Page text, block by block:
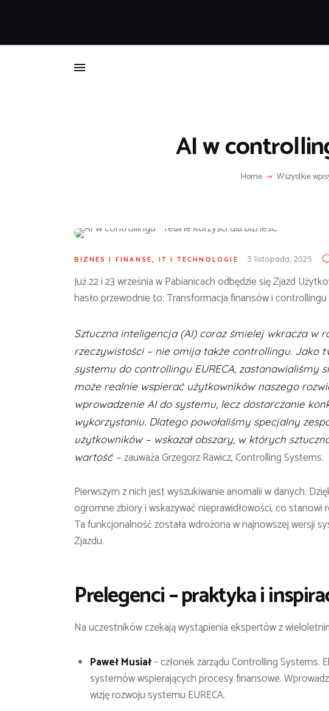
AI w
Home Wszystkie
BIZNES I FINANSE IT I TECHNOLOGIE 3 listopada, 2025
Już 22 i 23 września w Pabianicach odbędzie się Zjazd
hasło przewodnie to: Transformacja finansów i controllingu
Sztuczna inteligencja (AI) coraz śmielej wkracza w
rzeczywistości – nie omija także controllingu. Jako
systemu do controllingu EURECA,
może realnie wspierać użytkowników naszego
wprowadzenie AI do systemu, lecz dostarczanie
wykorzystaniu. Dlatego powołaliśmy specjalny
użytkowników – wskazał obszary, w których
wartość – zauważa Grzegorz Rawicz, Controlling Systems.
Pierwszym z nich jest wyszukiwanie anomalii w danych.
ogromne zbiory i wskazywać nieprawidłowości, co
Ta funkcjonalność została wdrożona w najnowszej wersji
Zjazdu.
Prelegenci – praktyka i
Na uczestników czekają wystąpienia ekspertów z
Paweł Musiał– członek zarządu Controlling Systems.
systemów wspierających procesy finansowe.
wizję rozwoju systemu EURECA.